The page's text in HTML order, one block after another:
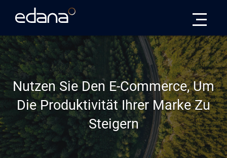
Nutzen Sie Den E-Commerce, Um
Die Produktivität Ihrer Marke Zu
Steigern